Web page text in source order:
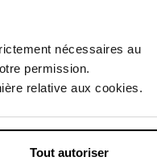
nécessaires au
permission.
relative aux cookies.
Tout autoriser
Nouveauté